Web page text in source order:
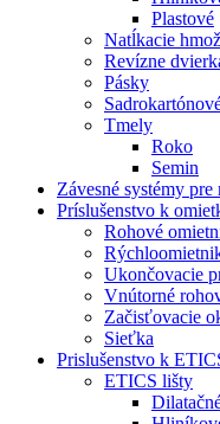
Plastové
Natĺkacie
Revízne
Pásky
Tmely
Roko
Semin
Závesné systémy
Príslušenstvo k
Rohové
Ukončovacie
Vnútorné
Začisťovacie
Sieťka
Prislušenstvo k
ETICS lišty